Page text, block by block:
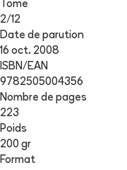
Tome
2/12
Date de parution
16 oct. 2008
ISBN/EAN
9782505004356
Nombre de pages
223
Poids
200 gr
Format